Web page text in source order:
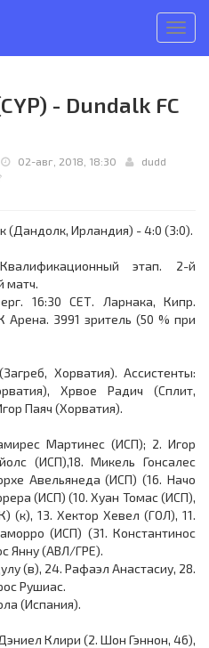
меню
- Dundalk FC
02-авг, 2018, 18:30
dudd
(Дандолк, Ирландия) - 4:0 (3:0).
этап. 2-й
матч.
16:30 СЕТ. Ларнака, Кипр.
Арена. 3991 зритель (50 % при
Хорватия). Ассистенты:
Хрвое Радич (Сплит,
Паяч (Хорватия).
Мартинес (ИСП); 2. Игор
(ИСП),18. Микель Гонсалес
Авельянеда (ИСП) (16. Начо
(ИСП) (10. Хуан Томас (ИСП),
(к), 13. Хектор Хевел (ГОЛ), 11.
(ИСП) (31. Константинос
Янну (АВЛ/ГРЕ).
(в), 24. Рафаэл Анастасиу, 28.
Рушиас.
(Испания).
Клири (2. Шон Гэннон, 46),